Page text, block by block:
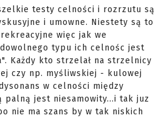
testy celności i rozrzutu są
i umowne. Niestety są to
więc jak we
typu ich celnośc jest
Każdy kto strzelał na strzelnicy
czy np. myśliwskiej - kulowej
w celności między
jest niesamowity...i tak juz
nie ma szans by w tak niskich